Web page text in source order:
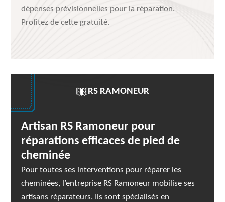
dépenses prévisionnelles pour la réparation.
Profitez de cette gratuité.
RS RAMONEUR
Artisan RS Ramoneur pour
réparations efficaces de pied de
cheminée
Pour toutes ses interventions pour réparer les
cheminées, l’entreprise RS Ramoneur mobilise ses
artisans réparateurs. Ils sont spécialisés en